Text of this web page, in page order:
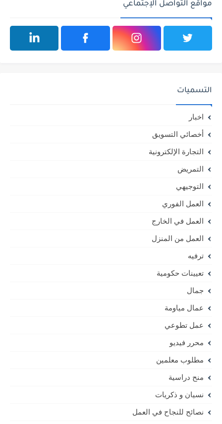
مواقع التواصل الإجتماعي
التسميات
اخبار
أخصائي التسويق
التجارة الإلكترونية
التمريض
التوجيهي
العمل الفوري
العمل في الخارج
العمل من المنزل
ترفيه
تعيينات حكومية
جمال
عمال مياومة
عمل تطوعي
محرر فيديو
مطلوب معلمين
منح دراسية
نسيان و ذكريات
نصائح للنجاح في العمل